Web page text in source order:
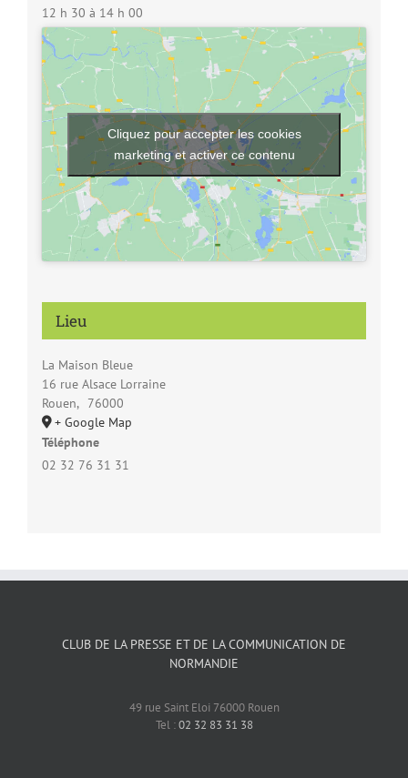
12 h 30 à 14 h 00
Lieu
La Maison Bleue
16 rue Alsace Lorraine
Rouen, 76000
+ Google Map
Téléphone
02 32 76 31 31
Cliquez pour accepter les cookies
marketing et activer ce contenu
CLUB DE LA PRESSE ET DE LA COMMUNICATION DE
NORMANDIE
49 rue Saint Eloi 76000 Rouen
Tel :02 32 83 31 38